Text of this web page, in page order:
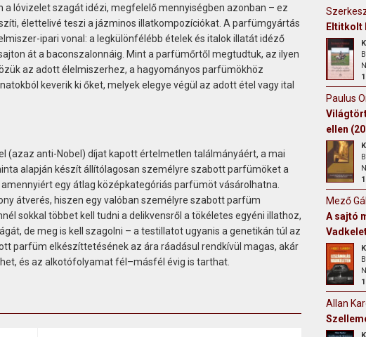
lóvizelet szagát idézi, megfelelő mennyiségben azonban – ez
élettelivé teszi a jázminos illatkompozíciókat. A parfümgyártás
ipari vonal: a legkülönfélébb ételek és italok illatát idéző
át a baconszalonnáig. Mint a parfümőrtől megtudtuk, az ilyen
az adott élelmiszerhez, a hagyományos parfümökhöz
keverik ki őket, melyek elegye végül az adott étel vagy ital
(azaz anti-Nobel) díjat kapott értelmetlen találmányáért, a mai
alapján készít állítólagosan személyre szabott parfümöket a
egy átlag középkategóriás parfümöt vásárolhatna.
átverés, hiszen egy valóban személyre szabott parfüm
sokkal többet kell tudni a delikvensről a tökéletes egyéni illathoz,
de meg is kell szagolni – a testillatot ugyanis a genetikán túl az
parfüm elkészíttetésének az ára ráadásul rendkívül magas, akár
és az alkotófolyamat fél–másfél évig is tarthat.
Eltitkolt
Paulus
ellen
Mező
A sajtó
Allan